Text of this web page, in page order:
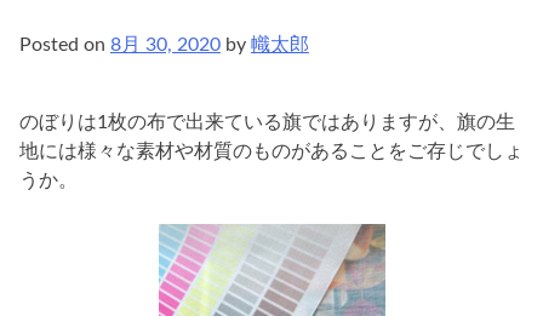
Posted on 8月 30, 2020 by 幟太郎
のぼりは1枚の布で出来ている旗ではありますが、旗の生
地には様々な素材や材質のものがあることをご存じでしょ
うか。